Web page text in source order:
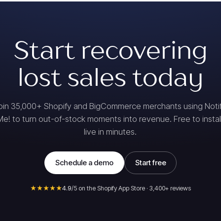
Start recovering
lost sales today
35,000+ Shopify and BigCommerce merchants using
to turn out-of-stock moments into revenue. Free to
live in minutes.
Schedule a demo Start free
★★★★★4.9/5 on the Shopify App Store · 3,400+ reviews